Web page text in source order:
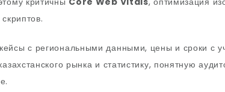
с региональными данными, цены и сроки с
рынка и статистику, понятную